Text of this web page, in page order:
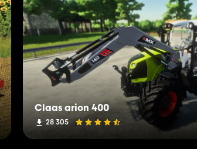
Claas arion 400
28 305